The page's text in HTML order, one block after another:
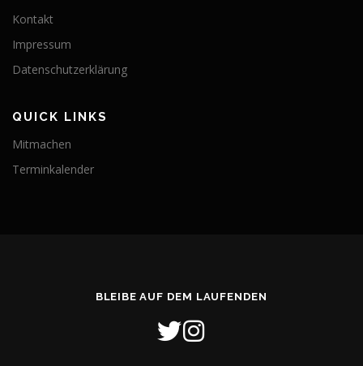
Kontakt
Impressum
Datenschutzerklärung
QUICK LINKS
Mitmachen
Terminkalender
BLEIBE AUF DEM LAUFENDEN